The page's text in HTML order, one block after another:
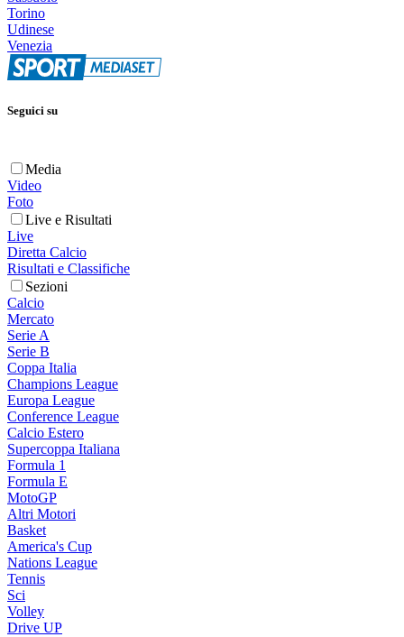
Torino
Udinese
Venezia
Seguici su
Media
Video
Foto
Live e Risultati
Live
Diretta Calcio
Risultati e Classifiche
Sezioni
Calcio
Mercato
Serie A
Serie B
Coppa Italia
Champions League
Europa League
Conference League
Calcio Estero
Supercoppa Italiana
Formula 1
Formula E
MotoGP
Altri Motori
Basket
America's Cup
Nations League
Tennis
Sci
Volley
Drive UP